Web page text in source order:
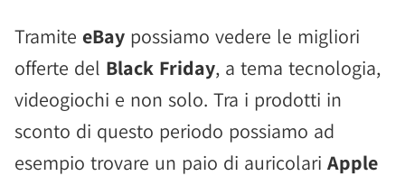
Tramite eBay possiamo vedere le migliori
offerte del Black Friday, a tema tecnologia,
videogiochi e non solo. Tra i prodotti in
sconto di questo periodo possiamo ad
esempio trovare un paio di auricolari Apple